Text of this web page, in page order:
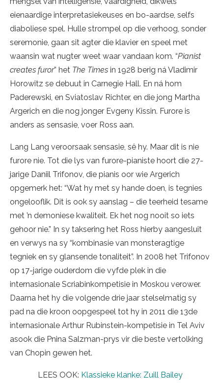
eienaardige interpretasiekeuses en bo-aardse, selfs
diaboliese spel. Hulle strompel op die verhoog, sonder
seremonie, gaan sit agter die klavier en speel met
waansin wat nugter weet waar vandaan kom. “Pianist
creates furor” het The Times in 1928 berig ná Vladimir
Horowitz se debuut in Carnegie Hall. En ná hom
Paderewski, en Sviatoslav Richter, en die jong Martha
Argerich en die nog jonger Evgeny Kissin. Furore is
anders as sensasie, voer Ross aan.
Lang Lang veroorsaak sensasie, sê hy. Maar dit is nie
furore nie. Tot die lys van furore-pianiste hoort die 27-
jarige Daniil Trifonov, die pianis oor wie Argerich
opgemerk het: “Wat hy met sy hande doen, is tegnies
ongelooflik. Dit is ook sy aanslag – die teerheid tesame
met ’n demoniese kwaliteit. Ek het nog nooit so iets
gehoor nie.” In sy taksering het Ross hierby aangesluit
en verwys na sy “kombinasie van monsteragtige
tegniek en sy glansende tonaliteit”. In 2008 het Trifonov
op 17-jarige ouderdom die vyfde plek in die
internasionale Scriabinkompetisie in Moskou verower.
Daarna het hy die volgende drie jaar stelselmatig sy
pad na die kroon oopgespeel tot hy in 2011 die 13de
internasionale Arthur Rubinstein-kompetisie in Tel Aviv
asook die Pnina Salzman-prys vir die beste vertolking
van Chopin gewen het.
LEES OOK: Klassieke klanke: Zuill Bailey